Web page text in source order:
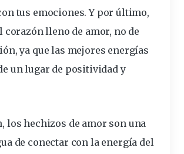
tus emociones. Y por último,
corazón lleno de amor, no de
ya que las mejores energías
un lugar de positividad y
los hechizos de amor son una
de conectar con la energía del